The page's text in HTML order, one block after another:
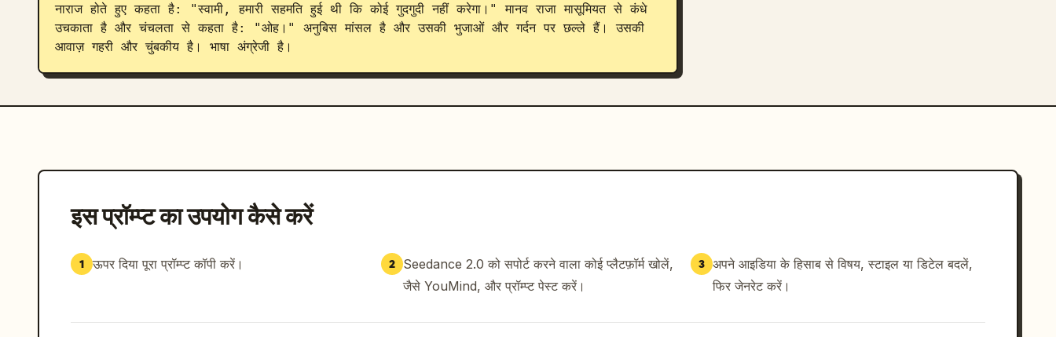
नाराज होते हुए कहता है: "स्वामी, हमारी सहमति हुई थी कि कोई गुदगुदी नहीं करेगा।" मानव राजा मासूमियत से कंधे
उचकाता है और चंचलता से कहता है: "ओह।" अनुबिस मांसल है और उसकी भुजाओं और गर्दन पर छल्ले हैं। उसकी
आवाज़ गहरी और चुंबकीय है। भाषा अंग्रेजी है।
इस प्रॉम्प्ट का उपयोग कैसे करें
1 ऊपर दिया पूरा प्रॉम्प्ट कॉपी करें। 2 Seedance 2.0 को सपोर्ट करने वाला कोई प्लैटफ़ॉर्म खोलें,
जैसे YouMind, और प्रॉम्प्ट पेस्ट करें।
3 अपने आइडिया के हिसाब से विषय, स्टाइल या डिटेल बदलें,
फिर जेनरेट करें।